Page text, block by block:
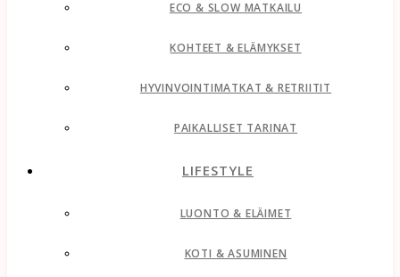
ECO & SLOW MATKAILU
KOHTEET & ELÄMYKSET
HYVINVOINTIMATKAT & RETRIITIT
PAIKALLISET TARINAT
LIFESTYLE
LUONTO & ELÄIMET
KOTI & ASUMINEN